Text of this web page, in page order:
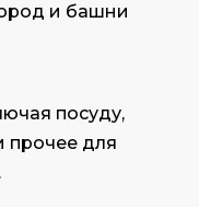
и башни
посуду,
прочее для